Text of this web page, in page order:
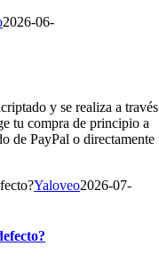
2026-06-
y se realiza a través
tu compra de principio a
de PayPal o directamente
Yaloveo2026-07-